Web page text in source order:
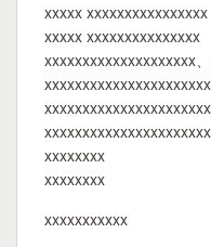
xxxxx xxxxxxxxxxxxxxxx
xxxxx xxxxxxxxxxxxxxx
xxxxxxxxxxxxxxxxxxxx
xxxxxxxx
xxxxxxxx
xxxxxxxxxxx